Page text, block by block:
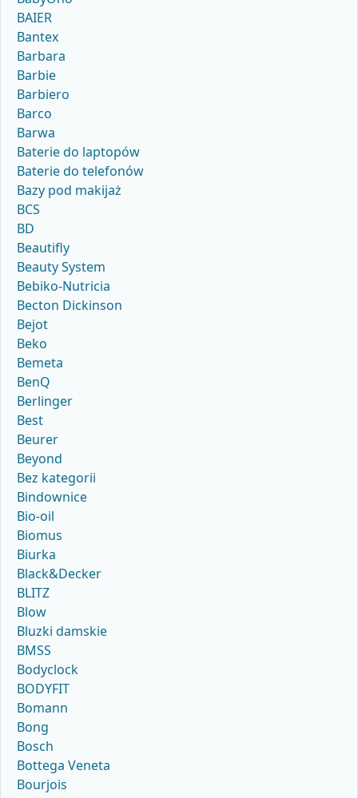
BAIER
Bantex
Barbara
Barbie
Barbiero
Barco
Barwa
Baterie do laptopów
Baterie do telefonów
Bazy pod makijaż
BCS
BD
Beautifly
Beauty System
Bebiko-Nutricia
Becton Dickinson
Bejot
Beko
Bemeta
BenQ
Berlinger
Best
Beurer
Beyond
Bez kategorii
Bindownice
Bio-oil
Biomus
Biurka
Black&Decker
BLITZ
Blow
Bluzki damskie
BMSS
Bodyclock
BODYFIT
Bomann
Bong
Bosch
Bottega Veneta
Bourjois